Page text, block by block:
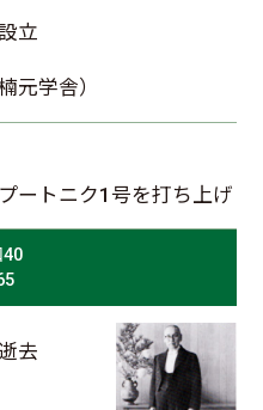
立
元学舎）
ートニク1号を打ち上げ
去